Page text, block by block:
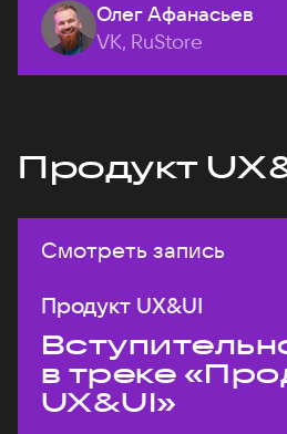
Олег Афанасьев
VK, RuStore
Продукт
Смотреть запись
Продукт UX&UI
в треке
UX&UI»